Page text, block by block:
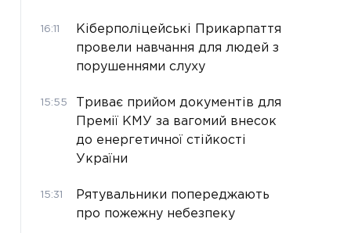
16:11
Кіберполіцейські Прикарпаття
провели навчання для людей з
порушеннями слуху
15:55
Триває прийом документів для
Премії КМУ за вагомий внесок
до енергетичної стійкості
України
15:31
Рятувальники попереджають
про пожежну небезпеку